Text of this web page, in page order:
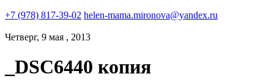
+7 (978) 817-39-02 helen-mama.mironova@yandex.ru
Четверг, 9 мая , 2013
_DSC6440 копия